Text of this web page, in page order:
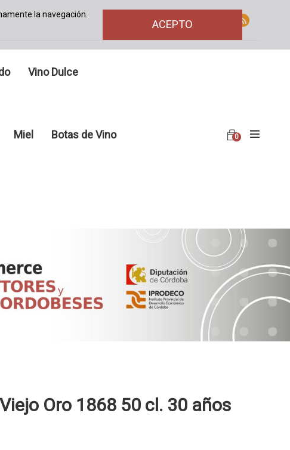
la navegación.
ACEPTO
Vino Dulce
Miel Botas de Vino 0
Oro 1868 50 cl. 30 años